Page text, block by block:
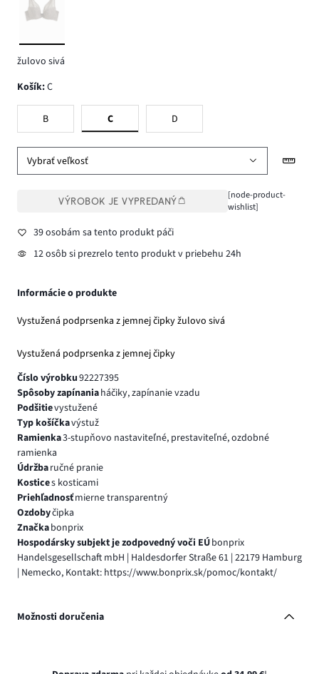
žulovo sivá
Košík:C
B C D
Vybrať veľkosť
VÝROBOK JE VYPREDANÝ
[node-product-
wishlist]
39 osobám sa tento produkt páči
12 osôb si prezrelo tento produkt v priebehu 24h
Informácie o produkte
Vystužená podprsenka z jemnej čipky žulovo sivá
Vystužená podprsenka z jemnej čipky
Číslo výrobku92227395
Spôsoby zapínaniaháčiky, zapínanie vzadu
Podšitievystužené
Typ košíčkavýstuž
Ramienka3-stupňovo nastaviteľné, prestaviteľné, ozdobné
ramienka
Údržbaručné pranie
Kostices kosticami
Priehľadnosťmierne transparentný
Ozdobyčipka
Značkabonprix
Hospodársky subjekt je zodpovedný voči EÚbonprix
Handelsgesellschaft mbH | Haldesdorfer Straße 61 | 22179 Hamburg
| Nemecko, Kontakt: https://www.bonprix.sk/pomoc/kontakt/
Možnosti doručenia